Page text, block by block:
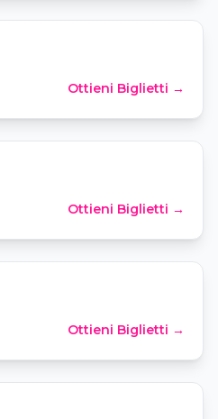
Ottieni Biglietti →
Taylor Swift
Ottieni Biglietti →
Movie Soundtracks
Ottieni Biglietti →
Linkin Park